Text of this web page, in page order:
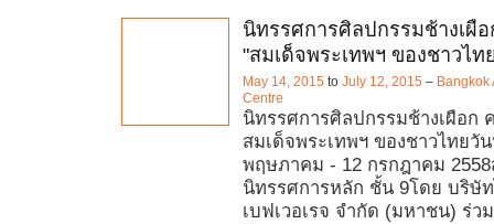
นิทรรศการศิลปกรรมช้างเผื
"สมเด็จพระเทพฯ ของชาวไท
May 14, 2015 to July 12, 2015 – Bangkok
Centre
นิทรรศการศิลปกรรมช้างเผือก
สมเด็จพระเทพฯ ของชาวไทยวั
พฤษภาคม - 12 กรกฎาคม
นิทรรศการหลัก ชั้น 9โดย บริษั
เบฟเวอเรจ จำกัด (มหาชน) ร่ว